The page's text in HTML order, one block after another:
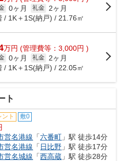
0ヶ月 礼金
2ヶ月
/ 1K＋1S(納戸) / 21.76㎡
万円 (管理費等：3,000円 )
0ヶ月 礼金
2ヶ月
/ 1K＋1S(納戸) / 22.05㎡
ト
ト 敷0
営名港線 「六番町 」駅 徒歩14分
営名港線 「 日比野 」駅 徒歩17分
営名城線 「西高蔵 」駅 徒歩28分